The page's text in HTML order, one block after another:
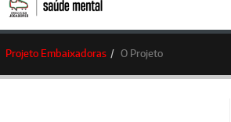
Projeto Embaixadoras O Projeto